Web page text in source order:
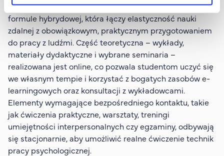
Studia online na kierunku psychologia prowadzone są w
formule hybrydowej, która łączy elastyczność nauki
zdalnej z obowiązkowym, praktycznym przygotowaniem
do pracy z ludźmi. Część teoretyczna – wykłady,
materiały dydaktyczne i wybrane seminaria –
realizowana jest online, co pozwala studentom uczyć się
we własnym tempie i korzystać z bogatych zasobów e-
learningowych oraz konsultacji z wykładowcami.
Elementy wymagające bezpośredniego kontaktu, takie
jak ćwiczenia praktyczne, warsztaty, treningi
umiejętności interpersonalnych czy egzaminy, odbywają
się stacjonarnie, aby umożliwić realne ćwiczenie technik
pracy psychologicznej.